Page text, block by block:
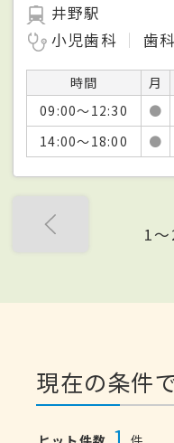
井野駅
小児歯科
歯科
時間 月
09:00～12:30
●
14:00～18:00
●
1
現在の条件
1